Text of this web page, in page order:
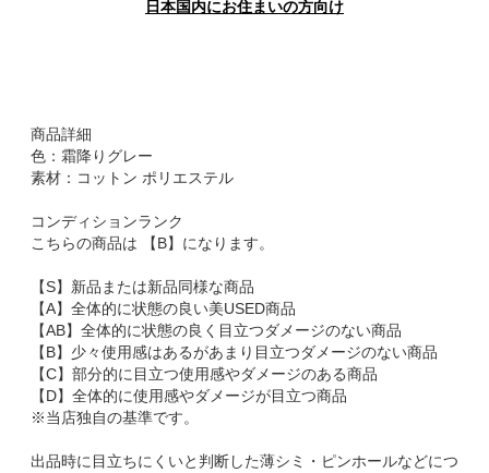
日本国内にお住まいの方向け
商品詳細
色：霜降りグレー
素材：コットン ポリエステル
コンディションランク
こちらの商品は 【B】になります。
【S】新品または新品同様な商品
【A】全体的に状態の良い美USED商品
【AB】全体的に状態の良く目立つダメージのない商品
【B】少々使用感はあるがあまり目立つダメージのない商品
【C】部分的に目立つ使用感やダメージのある商品
【D】全体的に使用感やダメージが目立つ商品
※当店独自の基準です。
出品時に目立ちにくいと判断した薄シミ・ピンホールなどにつ